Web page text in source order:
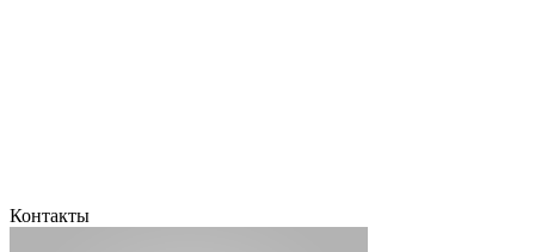
Контакты